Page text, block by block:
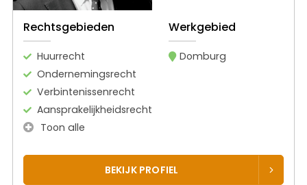
Rechtsgebieden
Huurrecht
Ondernemingsrecht
Verbintenissenrecht
Aansprakelijkheidsrecht
Toon alle
Werkgebied
Domburg
BEKIJK PROFIEL